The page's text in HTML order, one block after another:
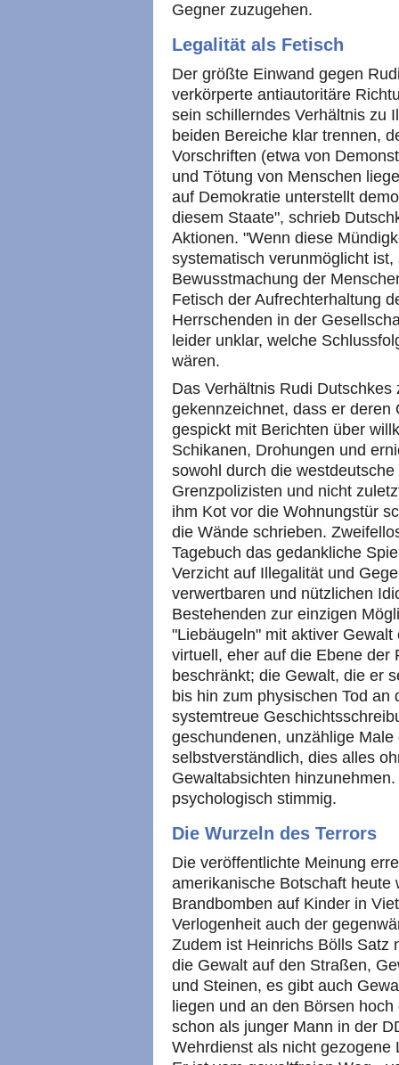
Gegner zuzugehen.
Legalität als Fetisch
Der größte Einwand gegen
verkörperte antiautoritäre
sein schillerndes Verhältnis zu
beiden Bereiche klar trennen,
Vorschriften (etwa von
und Tötung von Menschen
auf Demokratie unterstellt
diesem Staate", schrieb
Aktionen. "Wenn diese
systematisch verunmöglicht
Bewusstmachung der
Fetisch der Aufrechterhaltung
Herrschenden in der
leider unklar, welche
wären.
Das Verhältnis Rudi
gekennzeichnet, dass er
gespickt mit Berichten über
Schikanen, Drohungen und
sowohl durch die
Grenzpolizisten und nicht
ihm Kot vor die Wohnungstür
die Wände schrieben.
Tagebuch das gedankliche
Verzicht auf Illegalität und
verwertbaren und nützlichen
Bestehenden zur einzigen
"Liebäugeln" mit aktiver
virtuell, eher auf die Ebene der
beschränkt; die Gewalt, die er
bis hin zum physischen Tod
systemtreue
geschundenen, unzählige
selbstverständlich, dies alles
Gewaltabsichten
psychologisch stimmig.
Die Wurzeln des Terrors
Die veröffentlichte Meinung
amerikanische Botschaft heute
Brandbomben auf Kinder in
Verlogenheit auch der
Zudem ist Heinrichs Bölls Satz
die Gewalt auf den Straßen,
und Steinen, es gibt auch
liegen und an den Börsen
schon als junger Mann in der
Wehrdienst als nicht